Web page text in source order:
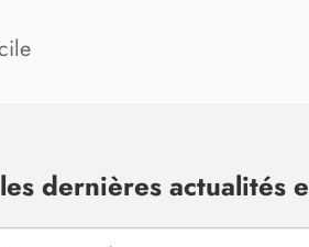
dernières actualités